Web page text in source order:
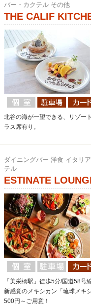
バー・カクテル その他
THE CALIF
北谷の海が一望できる、リゾー
ラス席有り。
ダイニングバー 洋食 イタリ
テル
ESTINATE
「美栄橋駅」徒歩5分/国道58
新感覚のメキシカン「琉球メキ
500円～ご用意！